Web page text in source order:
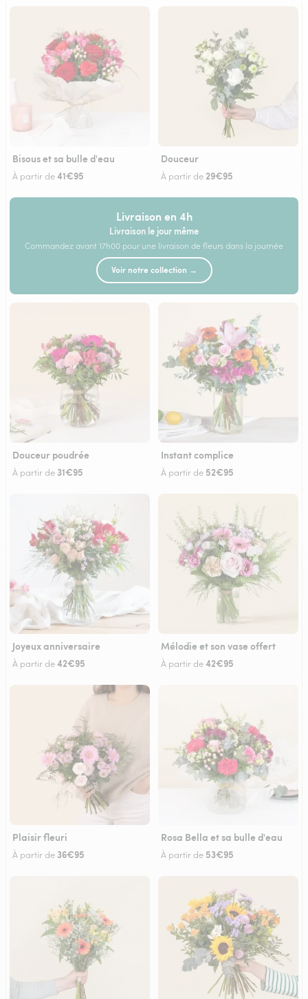
Bisous et sa bulle d'eau
À partir de41€95
Douceur
À partir de 29€95
Livraison en 4h
Livraison le jour même
Commandez avant 17h00 pour une livraison de fleurs dans la journée
Voir notre collection →
Douceur poudrée
À partir de 31€95
Instant complice
À partir de 52€95
Joyeux anniversaire
À partir de42€95
Mélodie et son vase offert
À partir de42€95
Plaisir fleuri
À partir de 36€95
Rosa Bella et sa bulle d'eau
À partir de 53€95